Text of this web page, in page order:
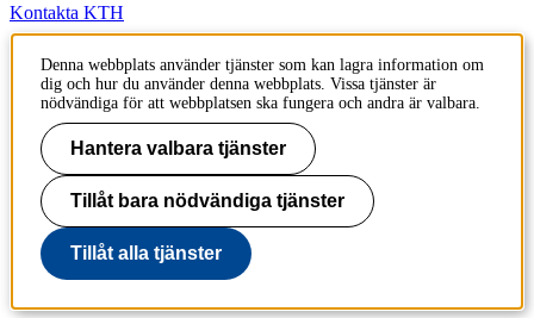
Kontakta KTH
Jobba på KTH
Press och media
Faktura och betalning KTH
Om KTH:s webbplatser
Tillgänglighetsredogörelse
Denna webbplats använder tjänster som kan lagra information om
dig och hur du använder denna webbplats. Vissa tjänster är
nödvändiga för att webbplatsen ska fungera och andra är valbara.
Hantera valbara tjänster
Tillåt bara nödvändiga tjänster
Tillåt alla tjänster